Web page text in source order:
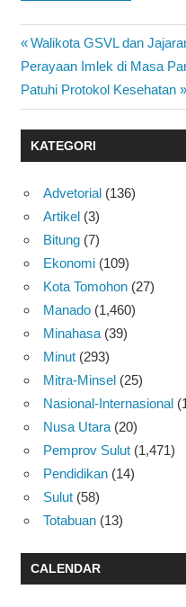
Navigasi
pos
Previous
Post:
Walikota GSVL dan
Next
Post:
Perayaan Imlek di Masa
Patuhi Protokol Kesehatan
KATEGORI
Advetorial (136)
Artikel (3)
Bitung (7)
Ekonomi (109)
Kota Tomohon (27)
Manado (1,460)
Minahasa (39)
Minut (293)
Mitra-Minsel (25)
Nasional-Internasional
Nusa Utara (20)
Pemprov Sulut (1,471)
Pendidikan (14)
Sulut (58)
Totabuan (13)
CALENDAR